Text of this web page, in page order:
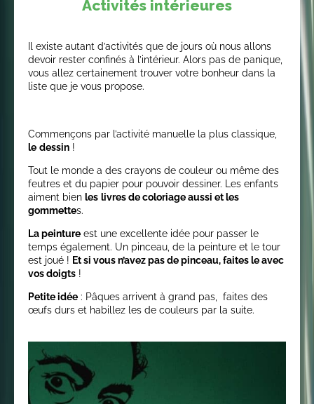
Activités intérieures
Il existe autant d’activités que de jours où nous allons
devoir rester confinés à l’intérieur. Alors pas de panique,
vous allez certainement trouver votre bonheur dans la
liste que je vous propose.
Commençons par l’activité manuelle la plus classique,
le dessin !
Tout le monde a des crayons de couleur ou même des
feutres et du papier pour pouvoir dessiner. Les enfants
aiment bien les livres de coloriage aussi et les
gommettes.
La peinture est une excellente idée pour passer le
temps également. Un pinceau, de la peinture et le tour
est joué ! Et si vous n’avez pas de pinceau, faites le avec
vos doigts !
Petite idée : Pâques arrivent à grand pas, faites des
œufs durs et habillez les de couleurs par la suite.